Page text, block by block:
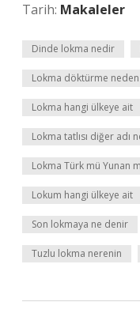
Tarih: Makaleler
Dinde lokma nedir
Lokma döktürme neden
Lokma hangi ülkeye ait
Lokma tatlısı diğer adı
Lokma Türk mü Yunan
Lokum hangi ülkeye ait
Son lokmaya ne denir
Tuzlu lokma nerenin